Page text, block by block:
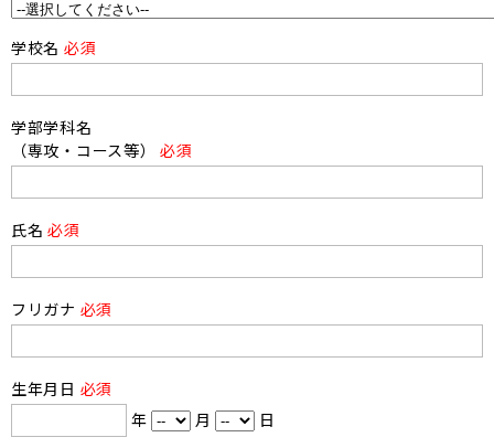
学校名 必須
学部学科名
（専攻・コース等） 必須
氏名必須
フリガナ 必須
生年月日 必須
年
月 日